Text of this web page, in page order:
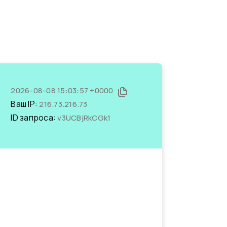
2026-08-08 15:03:57 +0000
Ваш IP:216.73.216.73
ID запроса:v3UCBjRkCGk1